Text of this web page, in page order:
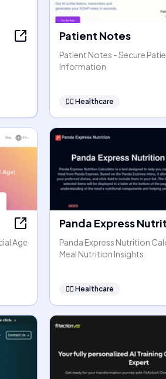
Patient Notes
Patient Notes - Secure
Information
👩‍⚕️ Healthcare
Age
Panda Express
Panda Express Nutrition
Meal Nutrition Insights
👩‍⚕️ Healthcare